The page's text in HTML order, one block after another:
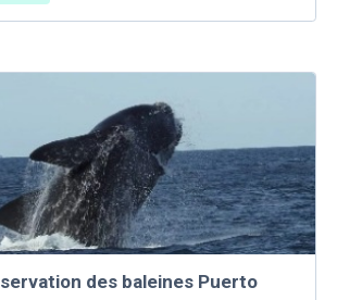
des baleines Puerto